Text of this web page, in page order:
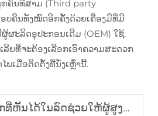
ກຄົນທີສາມ (Third party
ບຄືນທັງໝົດອີກຄັ້ງດ້ວຍເຄື່ອງມືທີ່ມີ
ຜະລິດອຸປະກອນເດີມ (OEM) ໃຊ້,
ລີຍທີ່ຈະຕ້ອງເລືອກເອົາຄວາມສະດວກ
ພເມື່ອຕິດຕັ້ງທີ່ນັ່ງເຫຼົ່ານີ້.
ນລົດຊ່ວຍໃຫ້ຜູ້ສູງອາຍຸເຄື່ອນຍ້າຍໄດ້ງ່າຍຂຶ້ນໃນລົດແນວໃດ